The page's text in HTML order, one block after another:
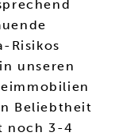
Risikos
unseren
Beliebtheit
noch 3-4